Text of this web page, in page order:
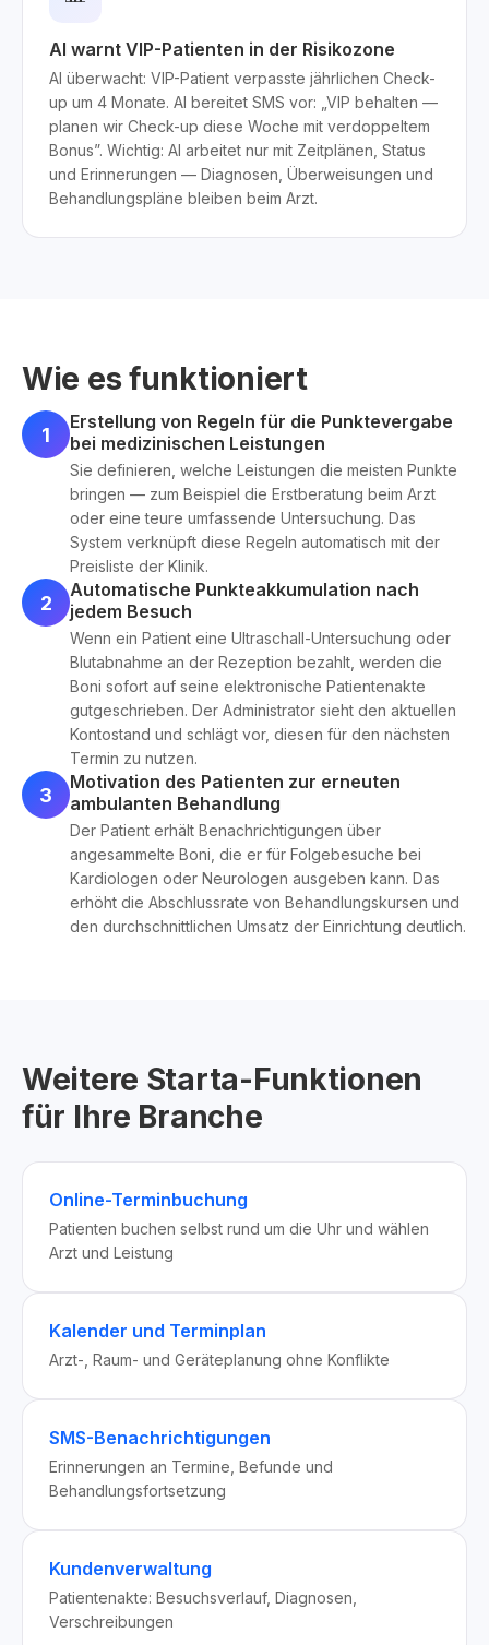
AI warnt VIP-Patienten in der Risikozone
AI überwacht: VIP-Patient verpasste jährlichen Check-
up um 4 Monate. AI bereitet SMS vor: „VIP behalten —
planen wir Check-up diese Woche mit verdoppeltem
Bonus”. Wichtig: AI arbeitet nur mit Zeitplänen, Status
und Erinnerungen — Diagnosen, Überweisungen und
Behandlungspläne bleiben beim Arzt.
Wie es funktioniert
1
Erstellung von Regeln für die Punktevergabe
bei medizinischen Leistungen
Sie definieren, welche Leistungen die meisten Punkte
bringen — zum Beispiel die Erstberatung beim Arzt
oder eine teure umfassende Untersuchung. Das
System verknüpft diese Regeln automatisch mit der
Preisliste der Klinik.
2
Automatische Punkteakkumulation nach
jedem Besuch
Wenn ein Patient eine Ultraschall-Untersuchung oder
Blutabnahme an der Rezeption bezahlt, werden die
Boni sofort auf seine elektronische Patientenakte
gutgeschrieben. Der Administrator sieht den aktuellen
Kontostand und schlägt vor, diesen für den nächsten
Termin zu nutzen.
3
Motivation des Patienten zur erneuten
ambulanten Behandlung
Der Patient erhält Benachrichtigungen über
angesammelte Boni, die er für Folgebesuche bei
Kardiologen oder Neurologen ausgeben kann. Das
erhöht die Abschlussrate von Behandlungskursen und
den durchschnittlichen Umsatz der Einrichtung deutlich.
Weitere Starta-Funktionen
für Ihre Branche
Online-Terminbuchung
Patienten buchen selbst rund um die Uhr und wählen
Arzt und Leistung
Kalender und Terminplan
Arzt-, Raum- und Geräteplanung ohne Konflikte
SMS-Benachrichtigungen
Erinnerungen an Termine, Befunde und
Behandlungsfortsetzung
Kundenverwaltung
Patientenakte: Besuchsverlauf, Diagnosen,
Verschreibungen